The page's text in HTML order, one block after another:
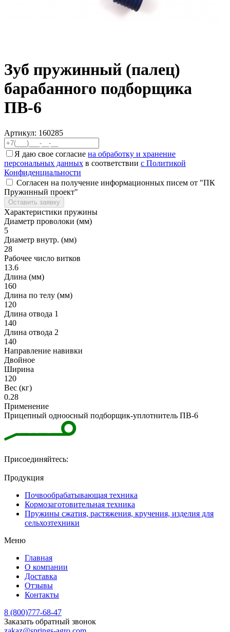
Зуб пружинный (палец)
барабанного подборщика
ПВ-6
Артикул: 160285
Я даю свое согласие на обработку и хранение
персональных данных в соответствии с Политикой
Конфиденциальности
Согласен на получение информационных писем от "ПК
Пружинный проект"
Оставить заявку
Характеристики пружины
Диаметр проволоки (мм)
5
Диаметр внутр. (мм)
28
Рабочее число витков
13.6
Длина (мм)
160
Длина по телу (мм)
120
Длина отвода 1
140
Длина отвода 2
140
Направление навивки
Двойное
Ширина
120
Вес (кг)
0.28
Применение
Прицепный одноосный подборщик-уплотнитель ПВ-6
Присоединяйтесь:
Продукция
Почвообрабатывающая техника
Кормозаготовительная техника
Пружины сжатия, растяжения, кручения, изделия для
сельхозтехники
Меню
Главная
О компании
Доставка
Отзывы
Контакты
8 (800)777-68-47
Заказать обратный звонок